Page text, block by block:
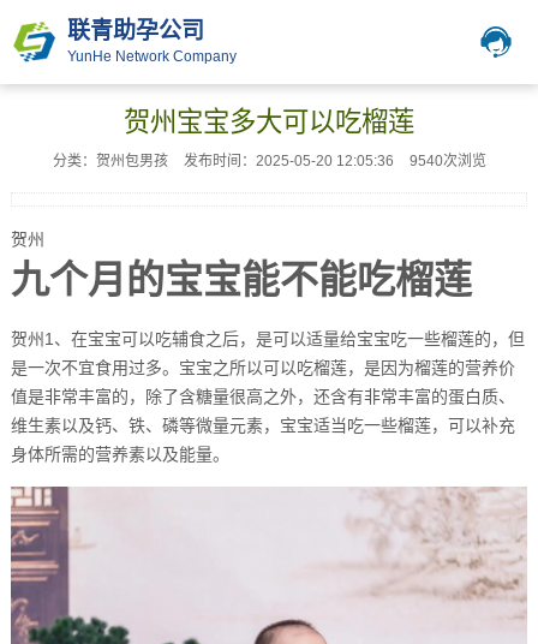
联青助孕公司
YunHe Network Company
贺州宝宝多大可以吃榴莲
分类：贺州包男孩 发布时间：2025-05-20 12:05:36 9540次浏览
贺州
九个月的宝宝能不能吃榴莲
贺州1、在宝宝可以吃辅食之后，是可以适量给宝宝吃一些榴莲的，但
是一次不宜食用过多。宝宝之所以可以吃榴莲，是因为榴莲的营养价
值是非常丰富的，除了含糖量很高之外，还含有非常丰富的蛋白质、
维生素以及钙、铁、磷等微量元素，宝宝适当吃一些榴莲，可以补充
身体所需的营养素以及能量。